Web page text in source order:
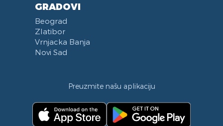
GRADOVI
Beograd
Zlatibor
Vrnjacka Banja
Novi Sad
Preuzmite našu aplikaciju